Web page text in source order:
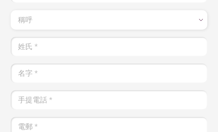
稱呼
姓氏*
名字*
手提電話*
電郵*